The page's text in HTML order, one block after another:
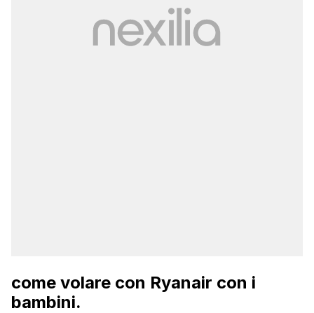
come volare con Ryanair con i
bambini.